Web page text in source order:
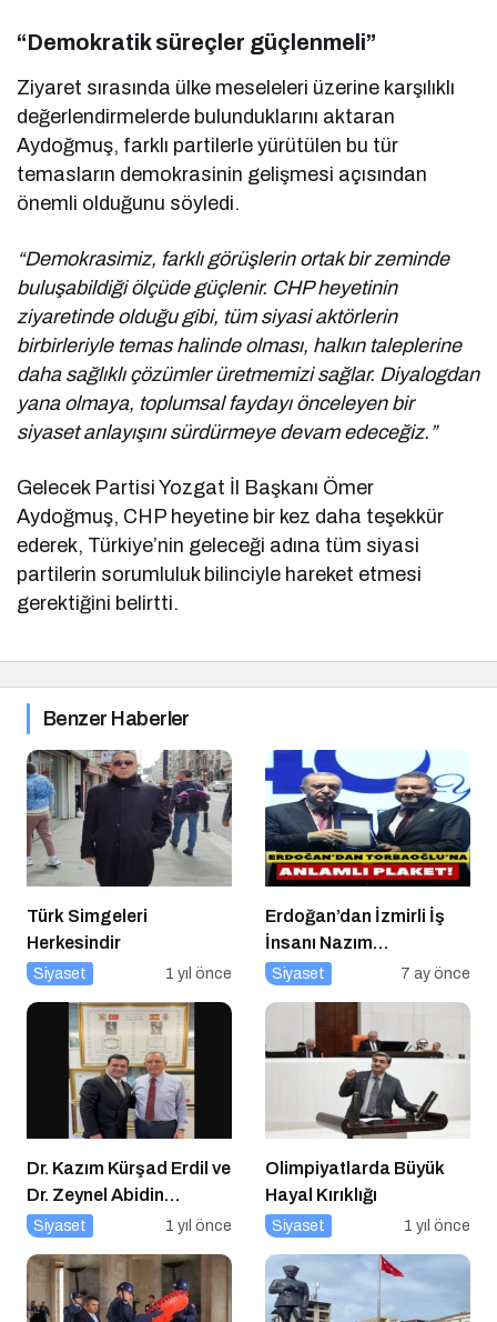
“Demokratik süreçler güçlenmeli”
Ziyaret sırasında ülke meseleleri üzerine karşılıklı
değerlendirmelerde bulunduklarını aktaran
Aydoğmuş, farklı partilerle yürütülen bu tür
temasların demokrasinin gelişmesi açısından
önemli olduğunu söyledi.
“Demokrasimiz, farklı görüşlerin ortak bir zeminde
buluşabildiği ölçüde güçlenir. CHP heyetinin
ziyaretinde olduğu gibi, tüm siyasi aktörlerin
birbirleriyle temas halinde olması, halkın taleplerine
daha sağlıklı çözümler üretmemizi sağlar. Diyalogdan
yana olmaya, toplumsal faydayı önceleyen bir
siyaset anlayışını sürdürmeye devam edeceğiz.”
Gelecek Partisi Yozgat İl Başkanı Ömer
Aydoğmuş, CHP heyetine bir kez daha teşekkür
ederek, Türkiye’nin geleceği adına tüm siyasi
partilerin sorumluluk bilinciyle hareket etmesi
gerektiğini belirtti.
Benzer Haberler
Türk Simgeleri
Herkesindir
Siyaset 1 yıl önce
Erdoğan’dan İzmirli İş
İnsanı Nazım
Torbaoğlu’na Anlamlı
Siyaset 7 ay önce
Dr. Kazım Kürşad Erdil ve
Dr. Zeynel Abidin
Erdem’den İş Dünyası
Siyaset 1 yıl önce
Olimpiyatlarda Büyük
Hayal Kırıklığı
Siyaset 1 yıl önce